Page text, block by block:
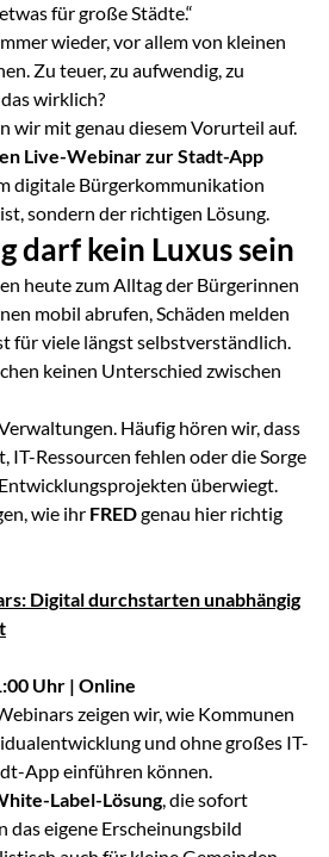
für große Städte.“
wieder, vor allem von kleinen
Zu teuer, zu aufwendig, zu
wirklich?
wir mit genau diesem Vorurteil auf.
Live-Webinar zur Stadt-App
digitale Bürgerkommunikation
sondern der richtigen Lösung.
darf kein Luxus sein
heute zum Alltag der Bürgerinnen
mobil abrufen, Schäden melden
für viele längst selbstverständlich.
keinen Unterschied zwischen
Häufig hören wir, dass
IT-Ressourcen fehlen oder die Sorge
überwiegt.
wie ihr FREDgenau hier richtig
Digital durchstarten unabhängig
Uhr | Online
zeigen wir, wie Kommunen
und ohne großes IT-
App einführen können.
Label-Lösung, die sofort
das eigene Erscheinungsbild